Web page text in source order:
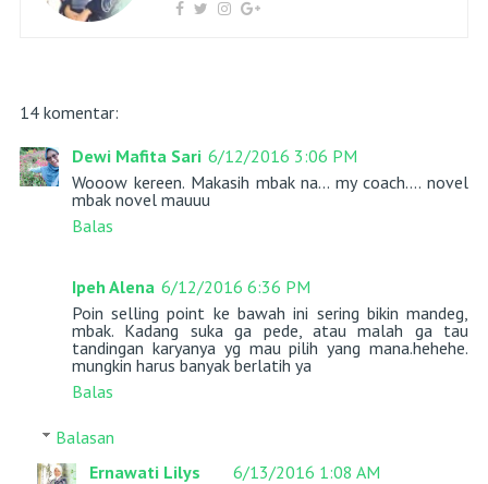
14 komentar:
Dewi Mafita Sari 6/12/2016 3:06 PM
Wooow kereen. Makasih mbak na... my coach.... novel
mbak novel mauuu
Balas
Ipeh Alena 6/12/2016 6:36 PM
Poin selling point ke bawah ini sering bikin mandeg,
mbak. Kadang suka ga pede, atau malah ga tau
tandingan karyanya yg mau pilih yang mana.hehehe.
mungkin harus banyak berlatih ya
Balas
Balasan
Ernawati Lilys
6/13/2016 1:08 AM